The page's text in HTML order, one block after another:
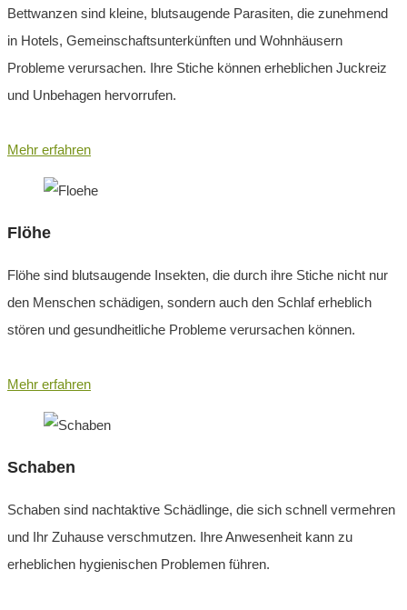
Bettwanzen sind kleine, blutsaugende Parasiten, die zunehmend
in Hotels, Gemeinschaftsunterkünften und Wohnhäusern
Probleme verursachen. Ihre Stiche können erheblichen Juckreiz
und Unbehagen hervorrufen.
Mehr erfahren
Flöhe
Flöhe sind blutsaugende Insekten, die durch ihre Stiche nicht nur
den Menschen schädigen, sondern auch den Schlaf erheblich
stören und gesundheitliche Probleme verursachen können.
Mehr erfahren
Schaben
Schaben sind nachtaktive Schädlinge, die sich schnell vermehren
und Ihr Zuhause verschmutzen. Ihre Anwesenheit kann zu
erheblichen hygienischen Problemen führen.